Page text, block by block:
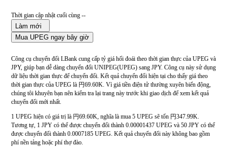
Thời gian cập nhật cuối cùng --
Làm mới
Mua UPEG ngay bây giờ
Công cụ chuyển đổi LBank cung cấp tỷ giá hối đoái theo thời gian thực của UPEG và
JPY, giúp bạn dễ dàng chuyển đổi UNIPEG(UPEG) sang JPY. Công cụ này sử dụng
dữ liệu thời gian thực để chuyển đổi. Kết quả chuyển đổi hiện tại cho thấy giá theo
thời gian thực của UPEG là 円69.60K. Vì giá tiền điện tử thường xuyên biến động,
chúng tôi khuyên bạn nên kiểm tra lại trang này trước khi giao dịch để xem kết quả
chuyển đổi mới nhất.
1 UPEG hiện có giá trị là 円69.60K, nghĩa là mua 5 UPEG sẽ tốn 円347.99K.
Tương tự, 1 JPY có thể được chuyển đổi thành 0.00001437 UPEG và 50 JPY có thể
được chuyển đổi thành 0.0007185 UPEG. Kết quả chuyển đổi này không bao gồm
phí nền tảng hoặc phí thợ đào.